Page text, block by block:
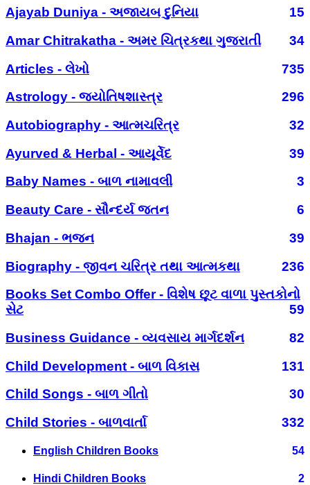
Ajayab Duniya - અજાયબ દુનિયા
15
Amar Chitrakatha - અમર ચિત્રકથા ગુજરાતી
34
Articles - લેખો
735
Astrology - જ્યોતિષશાસ્ત્ર
296
Autobiography - આત્મચરિત્ર
32
Ayurved & Herbal - આયૂર્વેદ
39
Baby Names - બાળ નામાવલી
3
Beauty Care - સૌન્દર્ય જતન
6
Bhajan - ભજન
39
Biography - જીવન ચરિત્ર તથા આત્મકથા
236
Books Set Combo Offer - વિશેષ છૂટ વાળા પુસ્તકોનો
સેટ
59
Business Guidance - વ્યવસાય માર્ગદર્શન
82
Child Development - બાળ વિકાસ
131
Child Songs - બાળ ગીતો
30
Child Stories - બાળવાર્તા
332
English Children Books 54
Hindi Children Books 2